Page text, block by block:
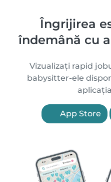
Îngrijirea
îndemână cu
Vizualizați rapid
babysitter-ele
App Store